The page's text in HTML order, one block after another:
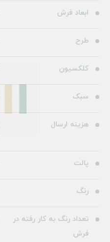
ابعاد فرش
طرح
کلکسیون
سبک
هزینه ارسال
پالت
رنگ
تعداد رنگ به کار رفته در
فرش